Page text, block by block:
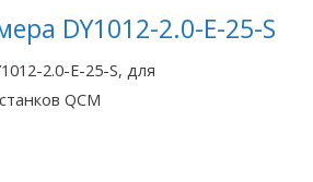
DY1012-2.0-E-25-S
2.0-E-25-S, для
QCM